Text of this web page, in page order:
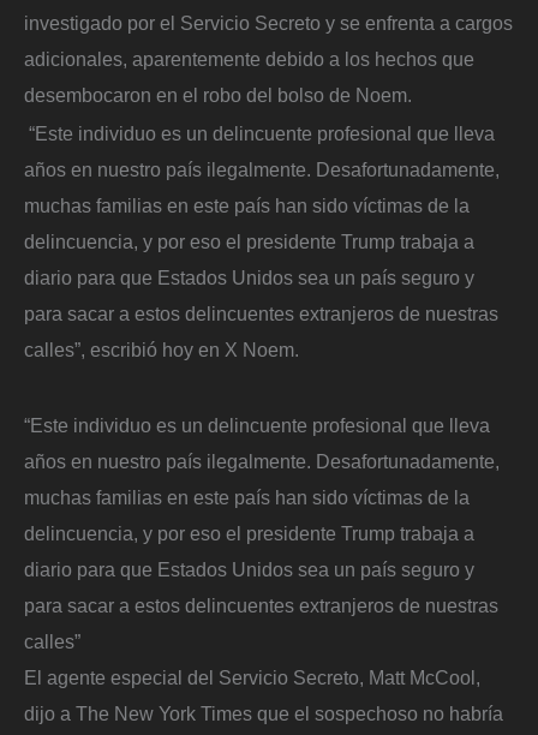
investigado por el Servicio Secreto y se enfrenta a cargos
adicionales, aparentemente debido a los hechos que
desembocaron en el robo del bolso de Noem.
“Este individuo es un delincuente profesional que lleva
años en nuestro país ilegalmente. Desafortunadamente,
muchas familias en este país han sido víctimas de la
delincuencia, y por eso el presidente Trump trabaja a
diario para que Estados Unidos sea un país seguro y
para sacar a estos delincuentes extranjeros de nuestras
calles”, escribió hoy en X Noem.
“Este individuo es un delincuente profesional que lleva
años en nuestro país ilegalmente. Desafortunadamente,
muchas familias en este país han sido víctimas de la
delincuencia, y por eso el presidente Trump trabaja a
diario para que Estados Unidos sea un país seguro y
para sacar a estos delincuentes extranjeros de nuestras
calles”
El agente especial del Servicio Secreto, Matt McCool,
dijo a The New York Times que el sospechoso no habría